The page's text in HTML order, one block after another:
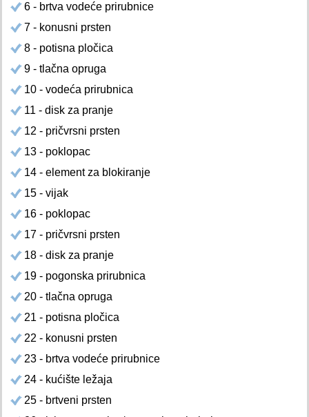
6 - brtva vodeće prirubnice
7 - konusni prsten
8 - potisna pločica
9 - tlačna opruga
10 - vodeća prirubnica
11 - disk za pranje
12 - pričvrsni prsten
13 - poklopac
14 - element za blokiranje
15 - vijak
16 - poklopac
17 - pričvrsni prsten
18 - disk za pranje
19 - pogonska prirubnica
20 - tlačna opruga
21 - potisna pločica
22 - konusni prsten
23 - brtva vodeće prirubnice
24 - kućište ležaja
25 - brtveni prsten